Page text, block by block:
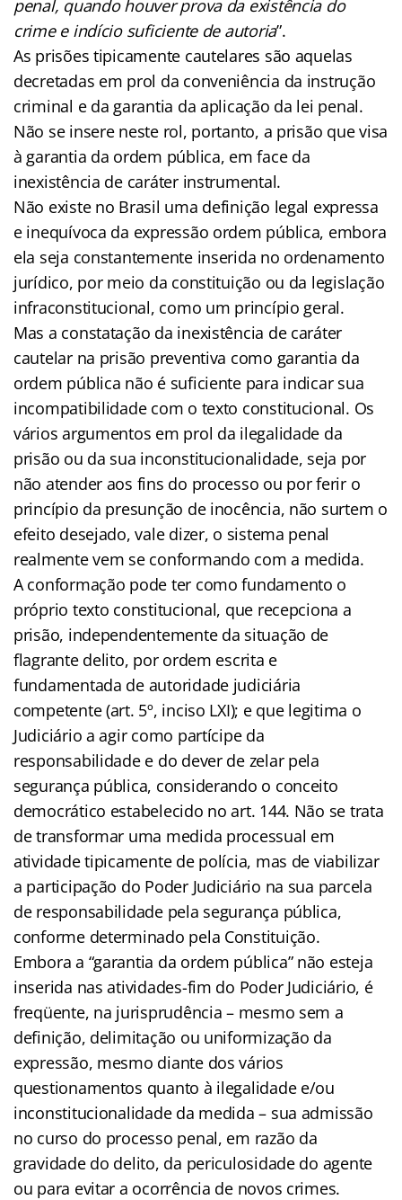
penal, quando houver prova da existência do
crime e indício suficiente de autoria”.
As prisões tipicamente cautelares são aquelas
decretadas em prol da conveniência da instrução
criminal e da garantia da aplicação da lei penal.
Não se insere neste rol, portanto, a prisão que visa
à garantia da ordem pública, em face da
inexistência de caráter instrumental.
Não existe no Brasil uma definição legal expressa
e inequívoca da expressão ordem pública, embora
ela seja constantemente inserida no ordenamento
jurídico, por meio da constituição ou da legislação
infraconstitucional, como um princípio geral.
Mas a constatação da inexistência de caráter
cautelar na prisão preventiva como garantia da
ordem pública não é suficiente para indicar sua
incompatibilidade com o texto constitucional. Os
vários argumentos em prol da ilegalidade da
prisão ou da sua inconstitucionalidade, seja por
não atender aos fins do processo ou por ferir o
princípio da presunção de inocência, não surtem o
efeito desejado, vale dizer, o sistema penal
realmente vem se conformando com a medida.
A conformação pode ter como fundamento o
próprio texto constitucional, que recepciona a
prisão, independentemente da situação de
flagrante delito, por ordem escrita e
fundamentada de autoridade judiciária
competente (art. 5º, inciso LXI); e que legitima o
Judiciário a agir como partícipe da
responsabilidade e do dever de zelar pela
segurança pública, considerando o conceito
democrático estabelecido no art. 144. Não se trata
de transformar uma medida processual em
atividade tipicamente de polícia, mas de viabilizar
a participação do Poder Judiciário na sua parcela
de responsabilidade pela segurança pública,
conforme determinado pela Constituição.
Embora a “garantia da ordem pública” não esteja
inserida nas atividades-fim do Poder Judiciário, é
freqüente, na jurisprudência – mesmo sem a
definição, delimitação ou uniformização da
expressão, mesmo diante dos vários
questionamentos quanto à ilegalidade e/ou
inconstitucionalidade da medida – sua admissão
no curso do processo penal, em razão da
gravidade do delito, da periculosidade do agente
ou para evitar a ocorrência de novos crimes.